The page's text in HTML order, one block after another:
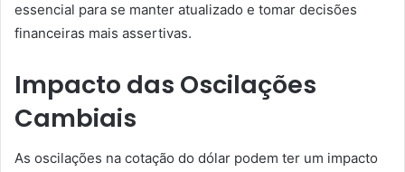
essencial para se manter atualizado e tomar decisões
financeiras mais assertivas.
Impacto das Oscilações
Cambiais
As oscilações na cotação do dólar podem ter um impacto